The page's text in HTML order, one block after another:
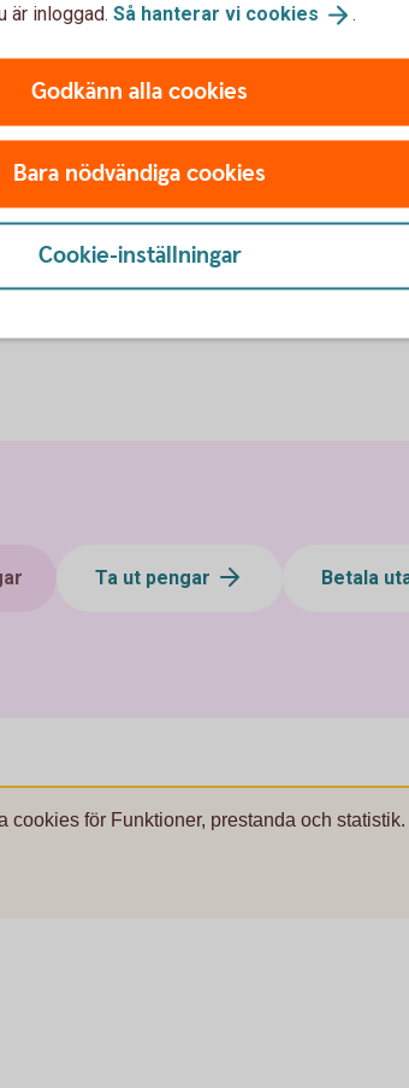
Ta ut pengar Betala
cookies för Funktioner, prestanda och statistik.
är inloggad. Så hanterar vi cookies .
Godkänn alla cookies
Bara nödvändiga cookies
Cookie-inställningar